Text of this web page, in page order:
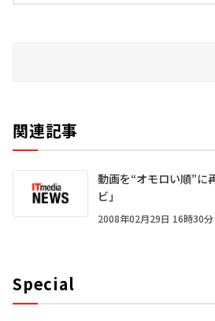
関連記事
動画を“オモロい順”に
ビ」
2008年02月29日 16時30分
Special